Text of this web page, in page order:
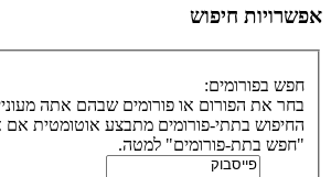
אפשרויות חיפוש
חפש בפורומים:
בחר את הפורום או פורומים שבהם אתה
החיפוש בתתי-פורומים מתבצע אוטומטית
"חפש בתת-פורומים" למטה.